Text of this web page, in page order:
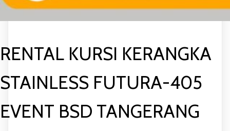
RENTAL KURSI KERANGKA
STAINLESS FUTURA-405
EVENT BSD TANGERANG